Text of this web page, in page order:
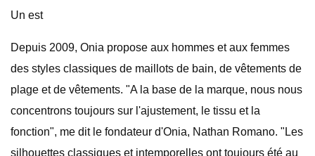
Un est
Depuis 2009, Onia propose aux hommes et aux femmes
des styles classiques de maillots de bain, de vêtements de
plage et de vêtements. "A la base de la marque, nous nous
concentrons toujours sur l'ajustement, le tissu et la
fonction", me dit le fondateur d'Onia, Nathan Romano. "Les
silhouettes classiques et intemporelles ont toujours été au